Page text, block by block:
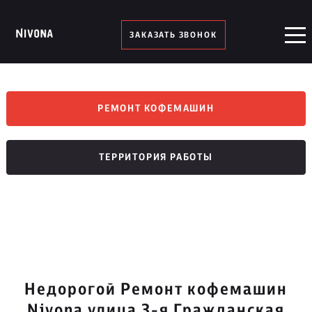
ЗАКАЗАТЬ ЗВОНОК
РЕМОНТ КОФЕМАШИН
ТЕРРИТОРИЯ РАБОТЫ
Недорогой Ремонт кофемашин